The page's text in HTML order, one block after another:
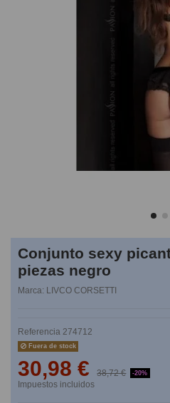
Conjunto sexy
piezas negro
Marca: LIVCO CORSETTI
Referencia 274712
Fuera de stock
30,98 € 38,72 € -20%
Impuestos incluidos